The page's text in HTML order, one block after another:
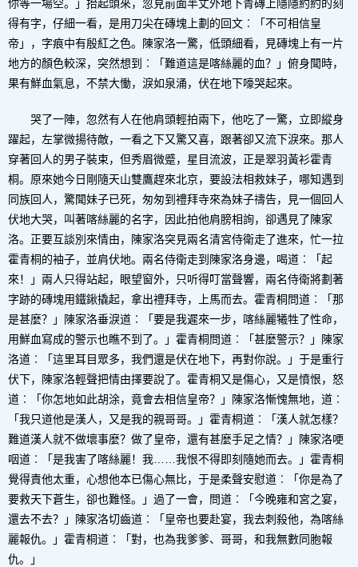
你等一場空。」抬起頭來，忽見前面半丈外地下青磚上隱隱約約的刻
得有字，仔細一看，是用刀尖在磚塊上劃的回文︰「不可相信皇
帝」，字痕中有殷紅之色。陳家洛一驚，低頭細看，見磚塊上有一片
地方的顏色較深，突然想到︰「難道這是喀絲麗的血？」俯身聞時，
果有鮮血氣息，不禁大慟，淚如泉涌，伏在地下嚎哭起來。
哭了一陣，忽然有人在他肩頭輕拍兩下，他吃了一驚，立即縱身
躍起，左掌微揚待敵，一看之下又驚又喜，跟著卻又流下淚來。那人
穿著回人的男子裝束，但秀眉微蹙，星目流波，正是翠羽黃衫霍青
桐。原來她今日剛隨天山雙鷹趕來北京，要設法相救妹子，哪知遇到
同族回人，驚聞妹子已死，匆匆到禮拜寺來為妹子禱告，見一個回人
伏地大哭，叫著喀絲麗的名字，因此拍他肩膀相詢，卻遇見了陳家
洛。正要互談別來情由，陳家洛突見兩名清宮侍衛走了進來，忙一拉
霍青桐的袖子，並肩伏地。兩名侍衛走到陳家洛身邊，喝道︰「起
來！」兩人只得站起，眼望窗外，只听得叮當聲響，兩名侍衛將劃著
字跡的磚塊用鐵鍬撬起，拿出禮拜寺，上馬而去。霍青桐問道︰「那
是甚麼？」陳家洛垂淚道︰「要是我遲來一步，喀絲麗犧牲了性命，
用鮮血寫成的警示也瞧不到了。」霍青桐問道︰「甚麼警示？」陳家
洛道︰「這里耳目眾多，我們還是伏在地下，再對你說。」于是重行
伏下，陳家洛輕聲把情由擇要說了。霍青桐又是傷心，又是憤恨，怒
道︰「你怎地如此胡涂，竟會去相信皇帝？」陳家洛慚愧無地，道︰
「我只道他是漢人，又是我的親哥哥。」霍青桐道︰「漢人就怎樣？
難道漢人就不做壞事麼？做了皇帝，還有甚麼手足之情？」陳家洛哽
咽道︰「是我害了喀絲麗！我……我恨不得即刻隨她而去。」霍青桐
覺得責他太重，心想他本已傷心無比，于是柔聲安慰道︰「你是為了
要救天下蒼生，卻也難怪。」過了一會，問道︰「今晚雍和宮之宴，
還去不去？」陳家洛切齒道︰「皇帝也要赴宴，我去刺殺他，為喀絲
麗報仇。」霍青桐道︰「對，也為我爹爹、哥哥，和我無數同胞報
仇。」